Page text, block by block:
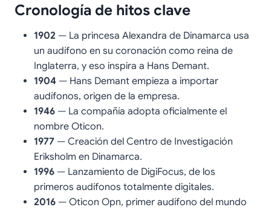
Cronología de hitos clave
1902 — La princesa Alexandra de Dinamarca usa
un audífono en su coronación como reina de
Inglaterra, y eso inspira a Hans Demant.
1904 — Hans Demant empieza a importar
audífonos, origen de la empresa.
1946 — La compañía adopta oficialmente el
nombre Oticon.
1977 — Creación del Centro de Investigación
Eriksholm en Dinamarca.
1996 — Lanzamiento de DigiFocus, de los
primeros audífonos totalmente digitales.
2016 — Oticon Opn, primer audífono del mundo